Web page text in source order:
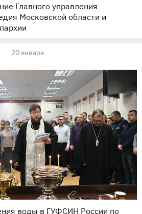
Главного управления
Московской области и
20 января
воды в ГУФСИН России по